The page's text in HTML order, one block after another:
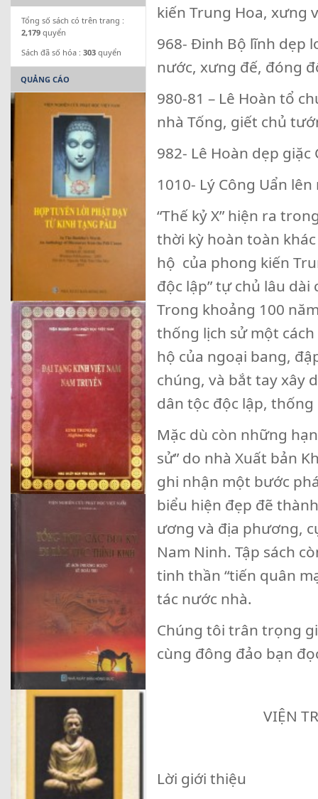
kiến Trung Hoa, xưng
968- Đinh Bộ lĩnh dẹp
nước, xưng đế, đóng
980-81 – Lê Hoàn tổ
nhà Tống, giết chủ
982- Lê Hoàn dẹp
1010- Lý Công Uẩn
“Thế kỷ X” hiện ra
thời kỳ hoàn toàn
hộ của phong kiến
độc lập” tự chủ lâu
Trong khoảng 100
thống lịch sử một
hộ của ngoại bang,
chúng, và bắt tay xây
dân tộc độc lập,
Mặc dù còn những
sử” do nhà Xuất bản
ghi nhận một bước
biểu hiện đẹp đẽ
ương và địa phương,
Nam Ninh. Tập sách
tinh thần “tiến quân
tác nước nhà.
Chúng tôi trân trọng
cùng đông đảo bạn
VIỆN
Lời giới thiệu
Tổng số sách có trên trang :
2,179 quyển
Sách đã số hóa : 303 quyển
QUẢNG CÁO